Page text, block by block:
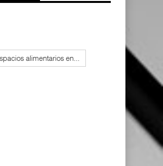
alimentarios en...